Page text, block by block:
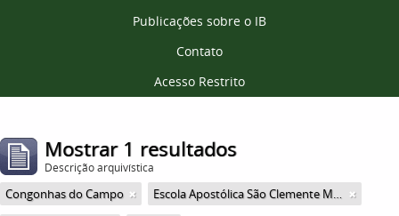
Publicações sobre o IB
Contato
Acesso Restrito
Mostrar 1 resultados
Descrição arquivística
Congonhas do Campo
Escola Apostólica São Clemente Maria